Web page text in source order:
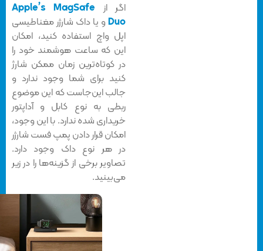
اگر از Apple’s MagSafe
و یا داک شارژر مغناطیسی
اپل واچ استفاده کنید، امکان
این که ساعت هوشمند خود را
در کوتاه‌ترین زمان ممکن شارژ
کنید برای شما وجود ندارد و
جالب این‌جاست که این موضوع
ربطی به نوع کابل و آداپتور
خریداری شده ندارد. با این وجود،
امکان قرار دادن پمپ فست شارژر
در هر نوع داک وجود دارد.
تصاویر برخی از گزینه‌ها را در زیر
می‌بینید.